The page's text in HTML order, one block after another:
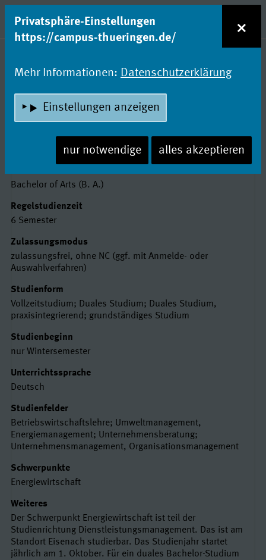
zum Inhalt
Entdecke Dein Studium!
BETRIEBSWIRTSCHAFT -
DIENSTLEISTUNGSMANAGEMENT MIT
SCHWERPUNKT ENERGIEWIRTSCHAFT
Duale Hochschule Gera-Eisenach
Basisdaten
Bachelor of Arts (B. A.)
Regelstudienzeit
6 Semester
Zulassungsmodus
zulassungsfrei, ohne NC (ggf. mit Anmelde- oder
Auswahlverfahren)
Studienform
Vollzeitstudium; Duales Studium; Duales Studium,
praxisintegrierend; grundständiges Studium
Studienbeginn
nur Wintersemester
Unterrichtssprache
Deutsch
Studienfelder
Betriebswirtschaftslehre; Umweltmanagement,
Energiemanagement; Unternehmensberatung;
Unternehmensmanagement, Organisationsmanagement
Schwerpunkte
Energiewirtschaft
Weiteres
Der Schwerpunkt Energiewirtschaft ist teil der
Studienrichtung Dienstleistungsmanagement. Das ist am
Standort Eisenach studierbar. Das Studienjahr startet
jährlich am 1. Oktober. Für ein duales Bachelor-Studium
Privatsphäre-Einstellungen
https://campus-thueringen.de/
×
Mehr Informationen: Datenschutzerklärung
Einstellungen anzeigen
nur notwendige alles akzeptieren